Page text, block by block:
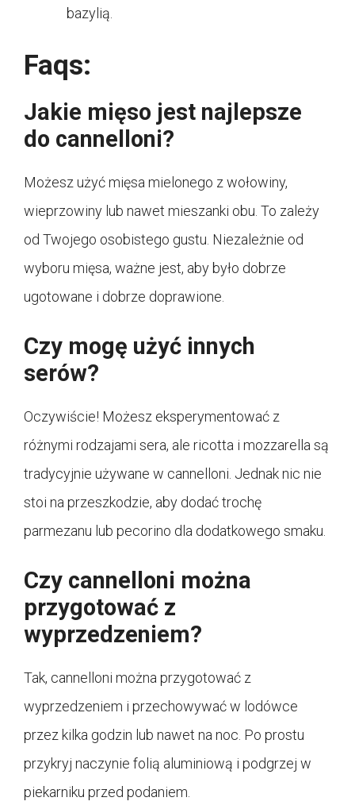
bazylią.
Faqs:
Jakie mięso jest najlepsze
do cannelloni?
Możesz użyć mięsa mielonego z wołowiny,
wieprzowiny lub nawet mieszanki obu. To zależy
od Twojego osobistego gustu. Niezależnie od
wyboru mięsa, ważne jest, aby było dobrze
ugotowane i dobrze doprawione.
Czy mogę użyć innych
serów?
Oczywiście! Możesz eksperymentować z
różnymi rodzajami sera, ale ricotta i mozzarella są
tradycyjnie używane w cannelloni. Jednak nic nie
stoi na przeszkodzie, aby dodać trochę
parmezanu lub pecorino dla dodatkowego smaku.
Czy cannelloni można
przygotować z
wyprzedzeniem?
Tak, cannelloni można przygotować z
wyprzedzeniem i przechowywać w lodówce
przez kilka godzin lub nawet na noc. Po prostu
przykryj naczynie folią aluminiową i podgrzej w
piekarniku przed podaniem.